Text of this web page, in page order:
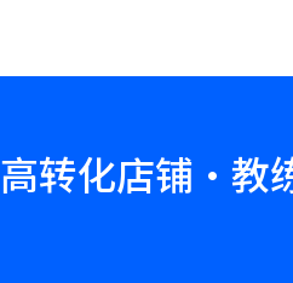
高转化店铺·教